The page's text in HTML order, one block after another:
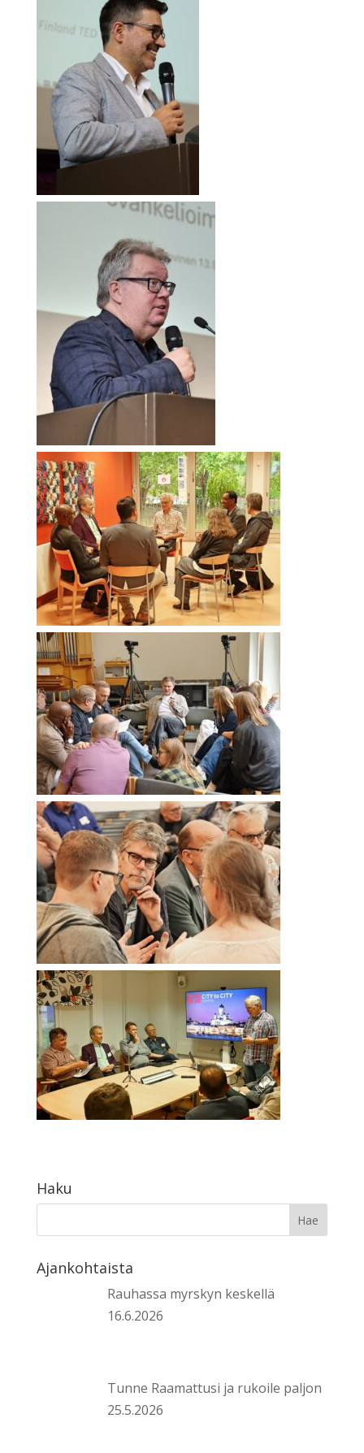
Haku
Ajankohtaista
Rauhassa myrskyn keskellä
16.6.2026
Tunne Raamattusi ja rukoile paljon
25.5.2026